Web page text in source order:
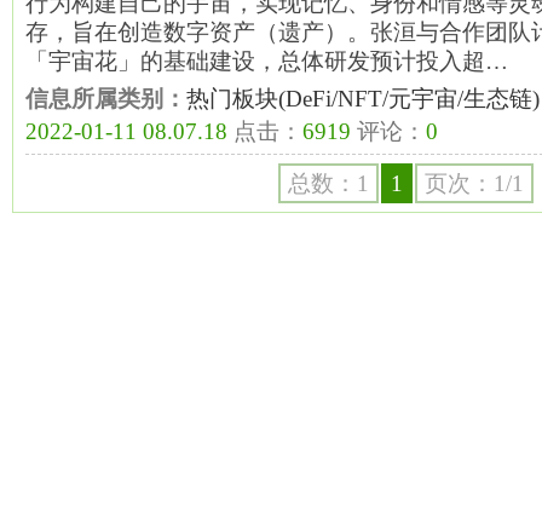
存，旨在创造数字资产（遗产）。张洹与合作团队
「宇宙花」的基础建设，总体研发预计投入超…
信息所属类别： 热门板块(DeFi/NFT/元宇宙/生态链)
2022-01-11 08.07.18 点击： 6919 评论： 0
总数：1 1 页次：1/1